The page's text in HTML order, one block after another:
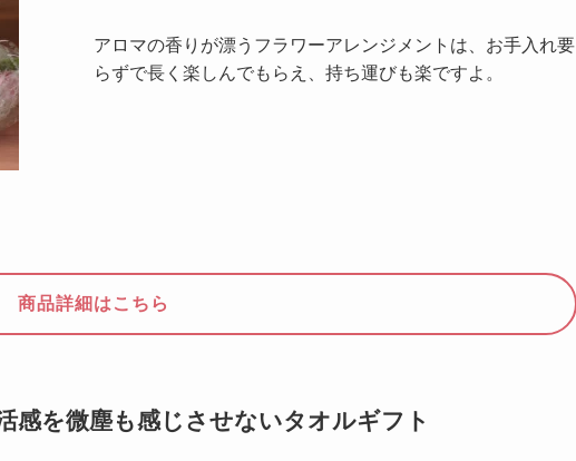
アロマの香りが漂うフラワーアレンジメントは、お手入れ要
らずで長く楽しんでもらえ、持ち運びも楽ですよ。
商品詳細はこちら
感を微塵も感じさせないタオルギフト